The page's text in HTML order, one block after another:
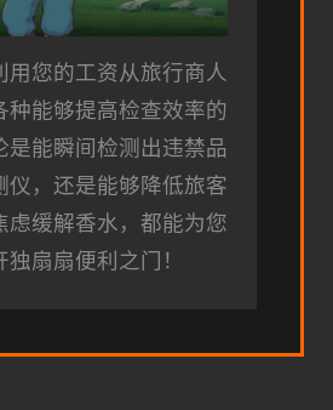
用您的工资从旅行商人
种能够提高检查效率的
是能瞬间检测出违禁品
仪，还是能够降低旅客
虑缓解香水，都能为您
扇扇便利之门！